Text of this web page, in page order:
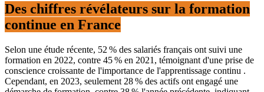
Des chiffres révélateurs sur la formation
continue en France
Selon une étude récente, 52 % des salariés français ont suivi une
formation en 2022, contre 45 % en 2021, témoignant d'une prise de
conscience croissante de l'importance de l'apprentissage continu .
Cependant, en 2023, seulement 28 % des actifs ont engagé une